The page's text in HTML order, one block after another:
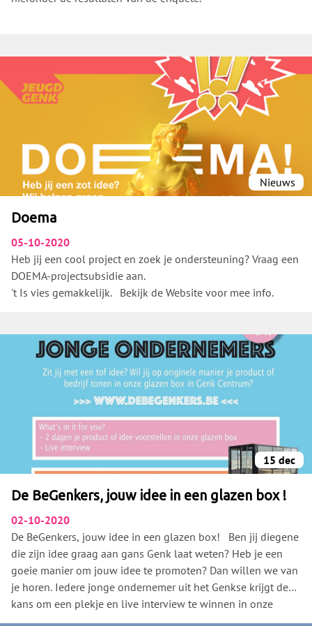
Nieuws
Doema
05-10-2020
Heb jij een cool project en zoek je ondersteuning? Vraag een
DOEMA-projectsubsidie aan.
't Is vies gemakkelijk. Bekijk de Website voor mee info.
15 dec
De BeGenkers, jouw idee in een glazen box !
02-10-2020
De BeGenkers, jouw idee in een glazen box! Ben jij diegene
die zijn idee graag aan gans Genk laat weten? Heb je een
goeie manier om jouw idee te promoten? Dan willen we van
je horen. Iedere jonge ondernemer uit het Genkse krijgt de
kans om een plekje en live interview te winnen in onze
glazen box. Deze box zal op een centrale plek in Genk